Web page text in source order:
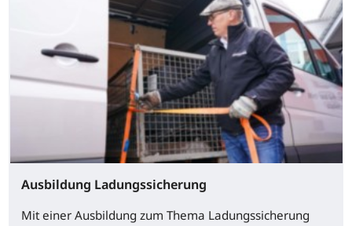
Ausbildung Ladungssicherung
Mit einer Ausbildung zum Thema Ladungssicherung